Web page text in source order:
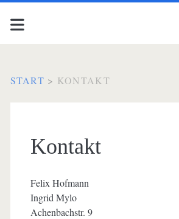
START > KONTAKT
Kontakt
Felix Hofmann
Ingrid Mylo
Achenbachstr. 9